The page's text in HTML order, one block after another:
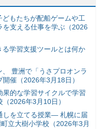
もたちが配船ゲームや工
支える仕事を学ぶ（2026
る学習支援ツールとは何か
豊洲で「うさプロオンラ
催（2026年3月18日）
的な学習サイクルで学習
2026年3月10日）
しを立てる授業— 札幌に届
立大樹小学校（2026年3月